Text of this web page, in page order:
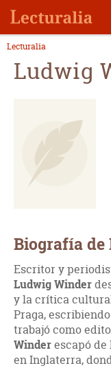
Lecturalia
Ludwig
Biografía de
Escritor y
Ludwig Winder
y la crítica
Praga,
trabajó como
Winderescapó
en Inglaterra,